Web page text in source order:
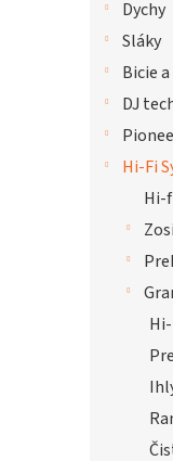
Dychy
Sláky
Bicie
DJ
Hi-Fi
Hi-